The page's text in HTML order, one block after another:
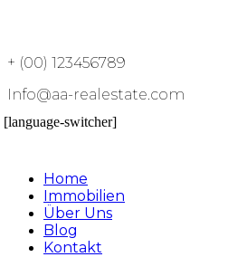
+ (00) 123456789
Info@aa-realestate.com
[language-switcher]
Home
Immobilien
Über Uns
Blog
Kontakt